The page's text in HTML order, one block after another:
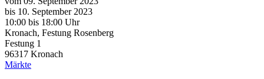
bis 10. September 2023
10:00 bis 18:00 Uhr
Kronach, Festung Rosenberg
Festung 1
96317 Kronach
Märkte